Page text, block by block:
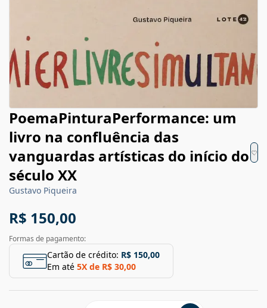
PoemaPinturaPerformance: um
livro na confluência das
vanguardas artísticas do início do
século XX
Gustavo Piqueira
R$ 150,00
Formas de pagamento:
Cartão de crédito: R$ 150,00
Em até 5X de R$ 30,00